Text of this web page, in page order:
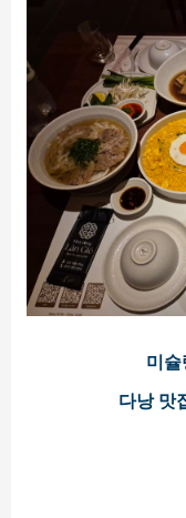
미슐
다낭 맛